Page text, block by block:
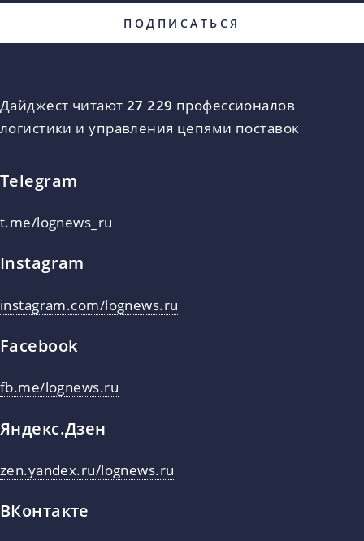
Дайджест читают 27 229 профессионалов
логистики и управления цепями поставок
Telegram
t.me/lognews_ru
Instagram
instagram.com/lognews.ru
Facebook
fb.me/lognews.ru
Яндекс.Дзен
zen.yandex.ru/lognews.ru
ВКонтакте